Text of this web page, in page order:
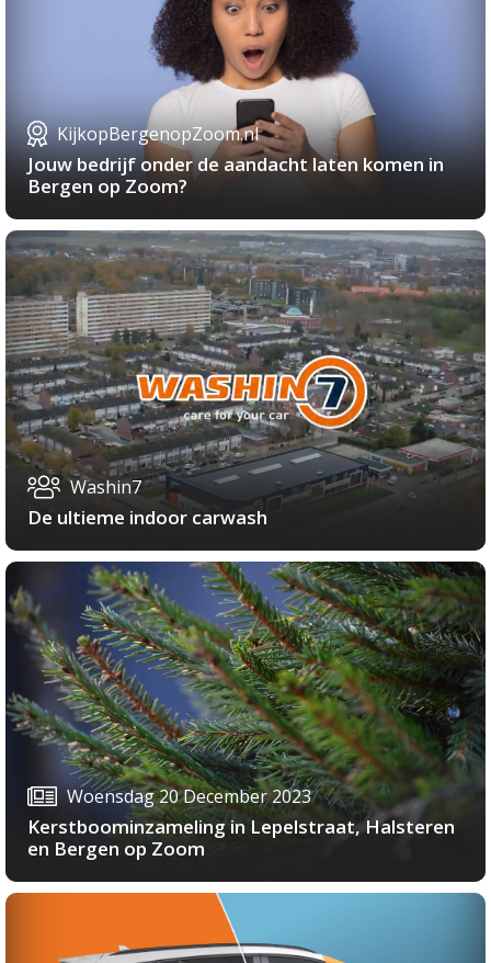
KijkopBergenopZoom.nl
Jouw bedrijf onder de aandacht laten komen in
Bergen op Zoom?
Washin7
De ultieme indoor carwash
Woensdag 20 December 2023
Kerstboominzameling in Lepelstraat, Halsteren
en Bergen op Zoom